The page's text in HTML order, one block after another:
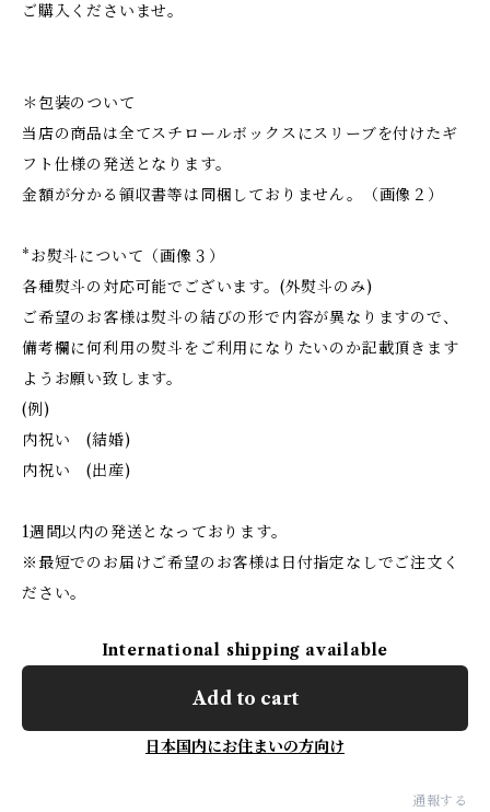
ご購入くださいませ。
＊包装のついて
当店の商品は全てスチロールボックスにスリーブを付けたギ
フト仕様の発送となります。
金額が分かる領収書等は同梱しておりません。（画像２）
*お熨斗について（画像３）
各種熨斗の対応可能でございます。(外熨斗のみ)
ご希望のお客様は熨斗の結びの形で内容が異なりますので、
備考欄に何利用の熨斗をご利用になりたいのか記載頂きます
ようお願い致します。
(例)
内祝い (結婚)
内祝い (出産)
1週間以内の発送となっております。
※最短でのお届けご希望のお客様は日付指定なしでご注文く
ださい。
International shipping available
Add to cart
日本国内にお住まいの方向け
通報する